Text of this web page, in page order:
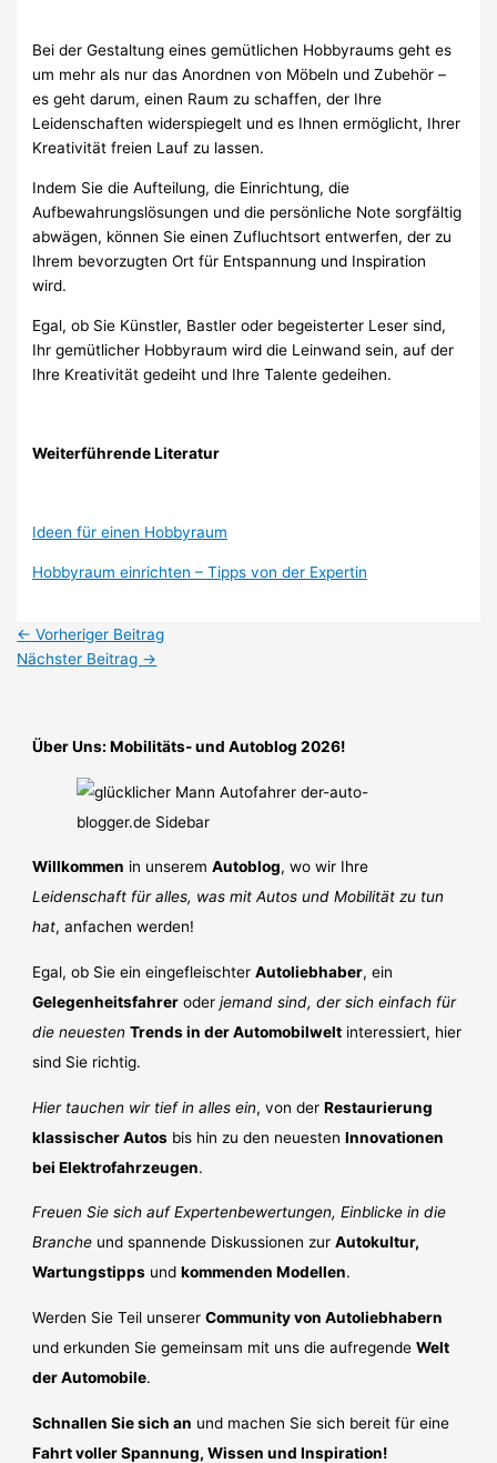
Bei der Gestaltung eines gemütlichen Hobbyraums geht es
um mehr als nur das Anordnen von Möbeln und Zubehör –
es geht darum, einen Raum zu schaffen, der Ihre
Leidenschaften widerspiegelt und es Ihnen ermöglicht, Ihrer
Kreativität freien Lauf zu lassen.
Indem Sie die Aufteilung, die Einrichtung, die
Aufbewahrungslösungen und die persönliche Note sorgfältig
abwägen, können Sie einen Zufluchtsort entwerfen, der zu
Ihrem bevorzugten Ort für Entspannung und Inspiration
wird.
Egal, ob Sie Künstler, Bastler oder begeisterter Leser sind,
Ihr gemütlicher Hobbyraum wird die Leinwand sein, auf der
Ihre Kreativität gedeiht und Ihre Talente gedeihen.
Weiterführende Literatur
Ideen für einen Hobbyraum
Hobbyraum einrichten – Tipps von der Expertin
← Vorheriger Beitrag
Nächster Beitrag →
Über Uns: Mobilitäts- und Autoblog 2026!
Willkommen in unseremAutoblog, wo wir Ihre
Leidenschaft für alles, was mit Autos und Mobilität zu tun
hat, anfachen werden!
Egal, ob Sie ein eingefleischterAutoliebhaber, ein
Gelegenheitsfahrer oderjemand sind, der sich einfach für
die neuesten Trends in der Automobilwelt interessiert, hier
sind Sie richtig.
Hier tauchen wir tief in alles ein, von derRestaurierung
klassischer Autos bis hin zu den neuestenInnovationen
bei Elektrofahrzeugen.
Freuen Sie sich auf Expertenbewertungen, Einblicke in die
Branche und spannende Diskussionen zurAutokultur,
Wartungstipps undkommenden Modellen.
Werden Sie Teil unsererCommunity von Autoliebhabern
und erkunden Sie gemeinsam mit uns die aufregendeWelt
der Automobile.
Schnallen Sie sich an und machen Sie sich bereit für eine
Fahrt voller Spannung, Wissen und Inspiration!